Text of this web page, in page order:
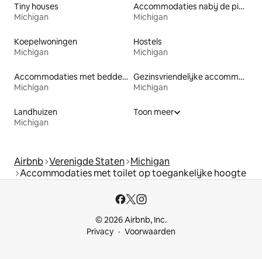
Tiny houses
Michigan
Accommodaties nabij de piste
Michigan
Koepelwoningen
Michigan
Hostels
Michigan
Accommodaties met bedden op toegankelijke hoogte
Michigan
Gezinsvriendelijke accommodaties
Michigan
Landhuizen
Michigan
Toon meer
Airbnb Verenigde Staten Michigan
Accommodaties met toilet op toegankelijke hoogte
© 2026 Airbnb, Inc.
Privacy
Voorwaarden